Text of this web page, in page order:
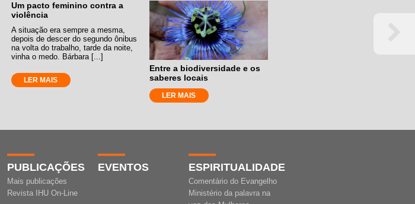
Um pacto feminino contra a
violência
A situação era sempre a mesma,
depois de descer do segundo ônibus
na volta do trabalho, tarde da noite,
vinha o medo. Bárbara [...]
LER MAIS
Entre a biodiversidade e os
saberes locais
LER MAIS
PUBLICAÇÕES
Mais publicações
Revista IHU On-Line
EVENTOS ESPIRITUALIDADE
Comentário do Evangelho
Ministério da palavra na